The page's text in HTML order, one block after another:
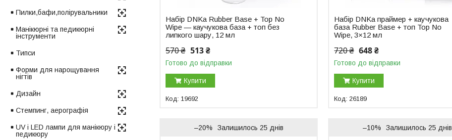
Набір DNKa Rubber Base + Top No
Wipe — каучукова база + топ без
липкого шару, 12 мл
570 ₴ 513 ₴
Готово до відправки
Купити
19692
Набір DNKa праймер + каучукова
база Rubber Base + топ Top No
Wipe, 3×12 мл
720 ₴ 648 ₴
Готово до відправки
Купити
26189
–20% Залишилось 25 днів –10% Залишилось 25 днів
Пилки,бафи,полірувальники
Манікюрні та педикюрні
інструменти
Типси
Форми для нарощування
нігтів
Дизайн
Стемпинг, аерографія
UV і LED лампи для манікюру і
педикюру